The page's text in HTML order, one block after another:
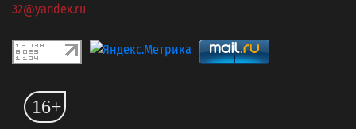
32@yandex.ru
16+